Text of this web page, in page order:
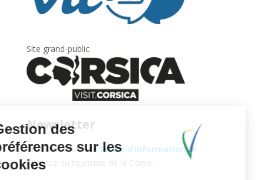
Site grand-public
Newsletter
Inscrivez-vous àla lettre d’information de
l’Agence du tourisme de la Corse.